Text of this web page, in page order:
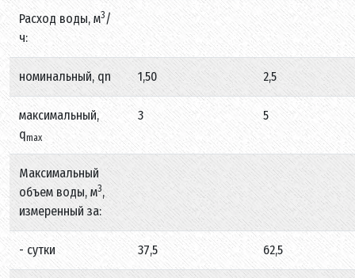
Расход воды, м3/
ч:
номинальный, qn 1,50 2,5
максимальный,
qmax
3 5
Максимальный
объем воды, м3,
измеренный за:
- сутки 37,5 62,5